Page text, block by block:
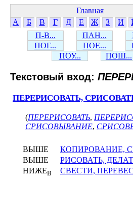
Главная
А
Б В Г Д Е Ж З И
П-В...
ПАН...
ПОГ...
ПОЕ...
ПОУ...
ПОШ...
Текстовый вход:
ПЕРЕРИСОВАТЬ,
(ПЕРЕРИСОВАТЬ,
СРИСОВЫВАНИЕ,
ВЫШЕ
КОПИРОВАНИЕ,
ВЫШЕ
РИСОВАТЬ,
НИЖЕВ СВЕСТИ,